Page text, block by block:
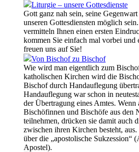
Liturgie – unsere Gottesdienste
Gott ganz nah sein, seine
unseren Gottesdiensten möglich
vermitteln Ihnen einen ersten
kommen Sie einfach mal vorbei und
freuen uns auf Sie!
Von Bischof zu Bischof
Wie wird man eigentlich zum
katholischen Kirchen wird die
Bischof durch Handauflegung
Handauflegung war schon in
der Übertragung eines Amtes.
Bischöfinnen und Bischöfe aus den
teilnehmen, drücken sie damit auch
zwischen ihren Kirchen besteht,
über die „apostolische Sukzession“
Apostel).